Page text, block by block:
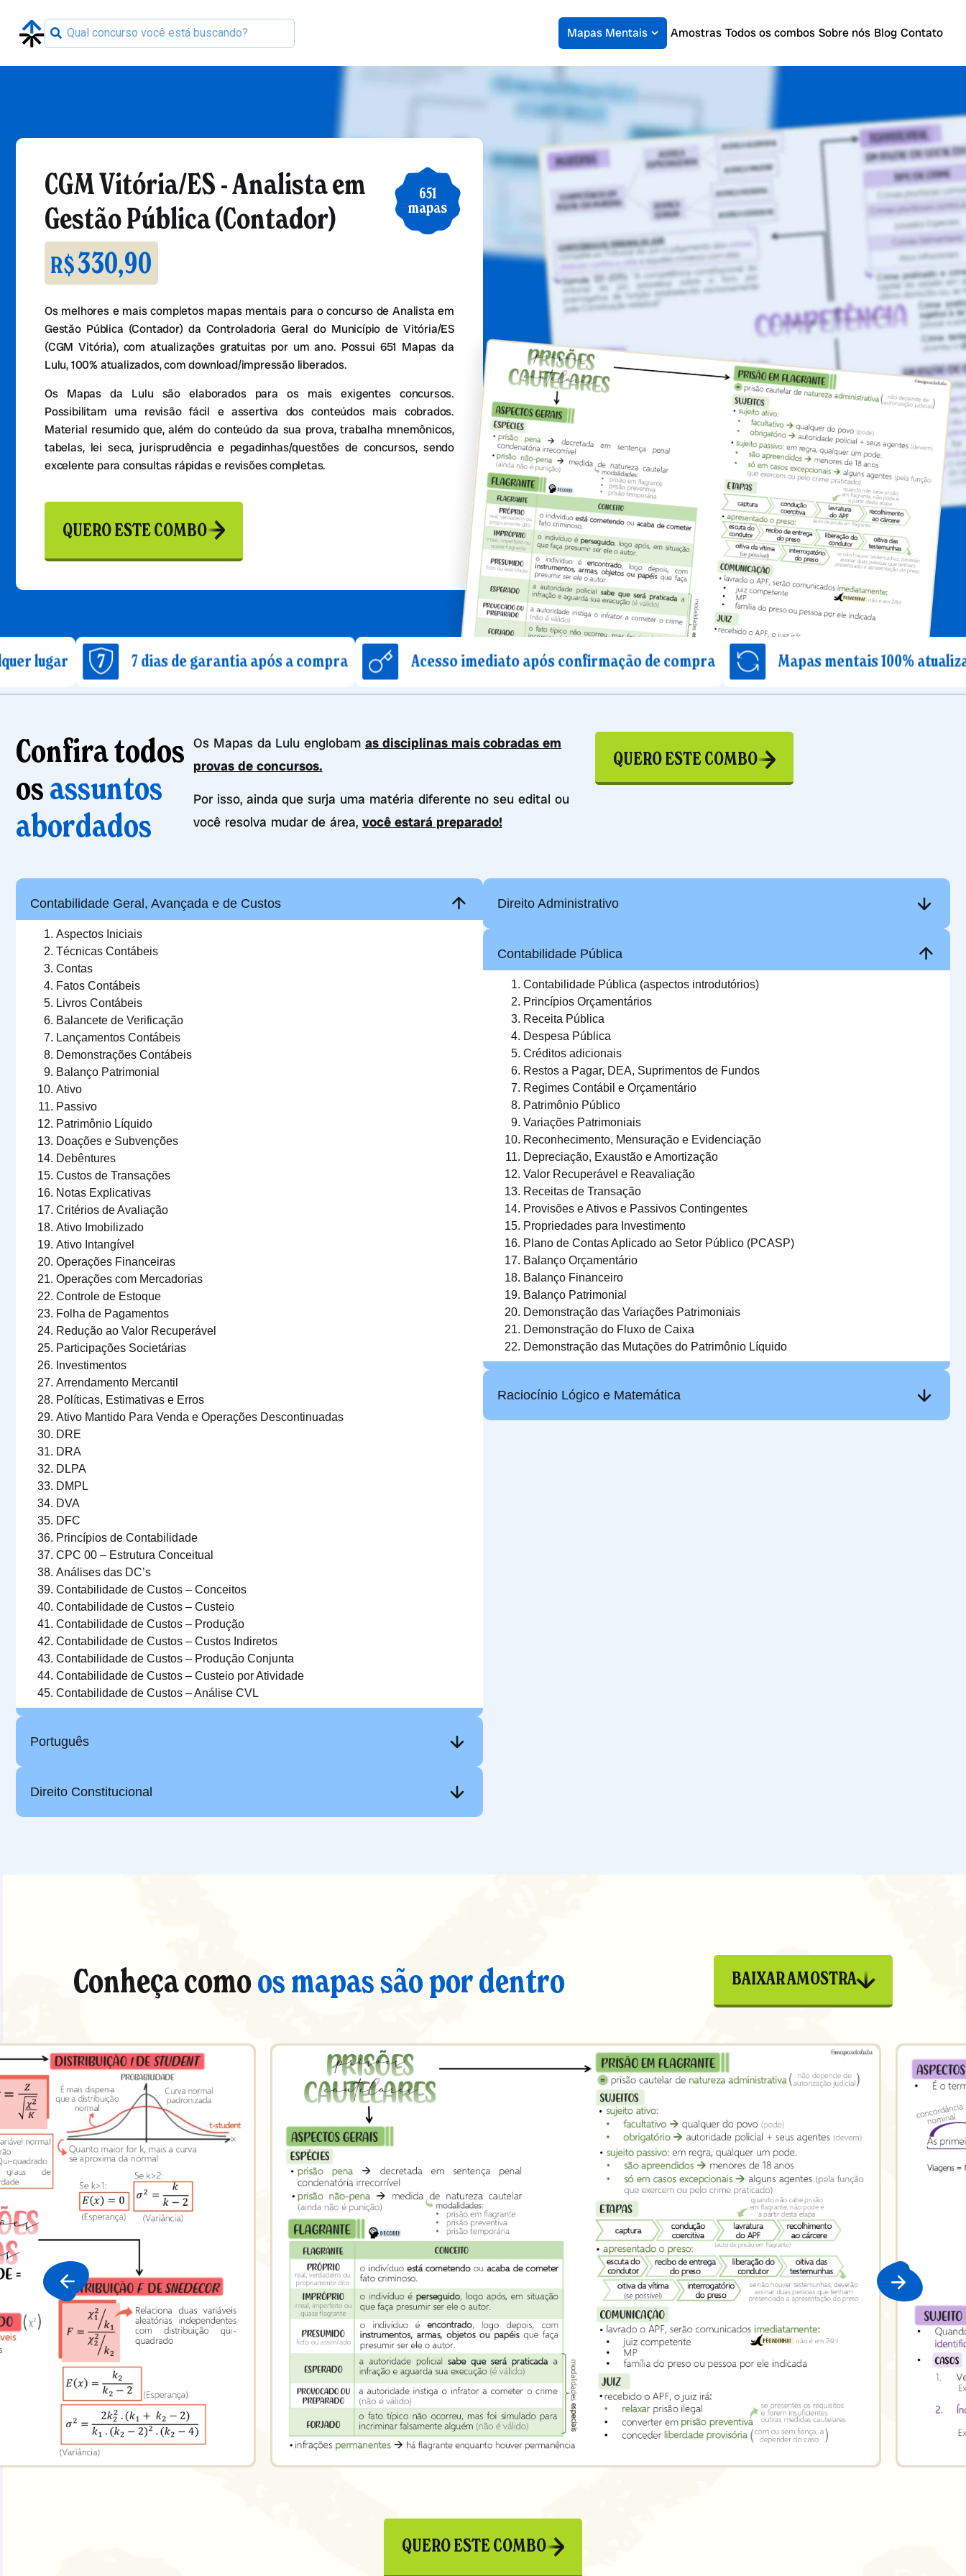
Mapas Mentais Amostras Todos os combos Sobre nós Blog Contato
651
mapas
CGM Vitória/ES - Analista em
Gestão Pública (Contador)
R$330,90
Os melhores e mais completos mapas mentais para o concurso de Analista em
Gestão Pública (Contador) da Controladoria Geral do Município de Vitória/ES
(CGM Vitória), com atualizações gratuitas por um ano. Possui 651 Mapas da
Lulu, 100% atualizados, com download/impressão liberados.
Os Mapas da Lulu são elaborados para os mais exigentes concursos.
Possibilitam uma revisão fácil e assertiva dos conteúdos mais cobrados.
Material resumido que, além do conteúdo da sua prova, trabalha mnemônicos,
tabelas, lei seca, jurisprudência e pegadinhas/questões de concursos, sendo
excelente para consultas rápidas e revisões completas.
QUERO ESTE COMBO
7 dias de garantia após a compra Acesso imediato após confirmação de compra Mapas mentais 100% atualizados
Confira todos
osassuntos
abordados
Os Mapas da Lulu englobam as disciplinas mais cobradas em
provas de concursos.
Por isso, ainda que surja uma matéria diferente no seu edital ou
você resolva mudar de área,você estará preparado!
QUERO ESTE COMBO
Contabilidade Geral, Avançada e de Custos
Aspectos Iniciais
Técnicas Contábeis
Contas
Fatos Contábeis
Livros Contábeis
Balancete de Verificação
Lançamentos Contábeis
Demonstrações Contábeis
Balanço Patrimonial
Ativo
Passivo
Patrimônio Líquido
Doações e Subvenções
Debêntures
Custos de Transações
Notas Explicativas
Critérios de Avaliação
Ativo Imobilizado
Ativo Intangível
Operações Financeiras
Operações com Mercadorias
Controle de Estoque
Folha de Pagamentos
Redução ao Valor Recuperável
Participações Societárias
Investimentos
Arrendamento Mercantil
Políticas, Estimativas e Erros
Ativo Mantido Para Venda e Operações Descontinuadas
DRE
DRA
DLPA
DMPL
DVA
DFC
Princípios de Contabilidade
CPC 00 – Estrutura Conceitual
Análises das DC’s
Contabilidade de Custos – Conceitos
Contabilidade de Custos – Custeio
Contabilidade de Custos – Produção
Contabilidade de Custos – Custos Indiretos
Contabilidade de Custos – Produção Conjunta
Contabilidade de Custos – Custeio por Atividade
Contabilidade de Custos – Análise CVL
Português
Direito Constitucional
Direito Administrativo
Contabilidade Pública
Contabilidade Pública (aspectos introdutórios)
Princípios Orçamentários
Receita Pública
Despesa Pública
Créditos adicionais
Restos a Pagar, DEA, Suprimentos de Fundos
Regimes Contábil e Orçamentário
Patrimônio Público
Variações Patrimoniais
Reconhecimento, Mensuração e Evidenciação
Depreciação, Exaustão e Amortização
Valor Recuperável e Reavaliação
Receitas de Transação
Provisões e Ativos e Passivos Contingentes
Propriedades para Investimento
Plano de Contas Aplicado ao Setor Público (PCASP)
Balanço Orçamentário
Balanço Financeiro
Balanço Patrimonial
Demonstração das Variações Patrimoniais
Demonstração do Fluxo de Caixa
Demonstração das Mutações do Patrimônio Líquido
Raciocínio Lógico e Matemática
Conheça comoos mapas são por dentro BAIXAR AMOSTRA
QUERO ESTE COMBO